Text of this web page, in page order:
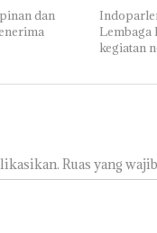
dan
Lembaga
kegiatan
Ruas yang